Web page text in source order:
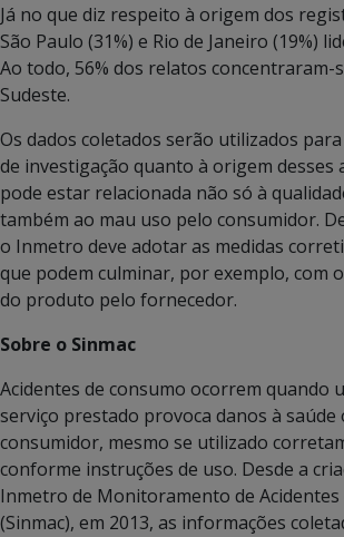
Já no que diz respeito à origem dos
São Paulo (31%) e Rio de Janeiro (19%)
Ao todo, 56% dos relatos concentraram-
Sudeste.
Os dados coletados serão utilizados
de investigação quanto à origem desses
pode estar relacionada não só à
também ao mau uso pelo consumidor.
o Inmetro deve adotar as medidas
que podem culminar, por exemplo, com
do produto pelo fornecedor.
Sobre o Sinmac
Acidentes de consumo ocorrem quando
serviço prestado provoca danos à saúde
consumidor, mesmo se utilizado
conforme instruções de uso. Desde a
Inmetro de Monitoramento de Acidentes
(Sinmac), em 2013, as informações